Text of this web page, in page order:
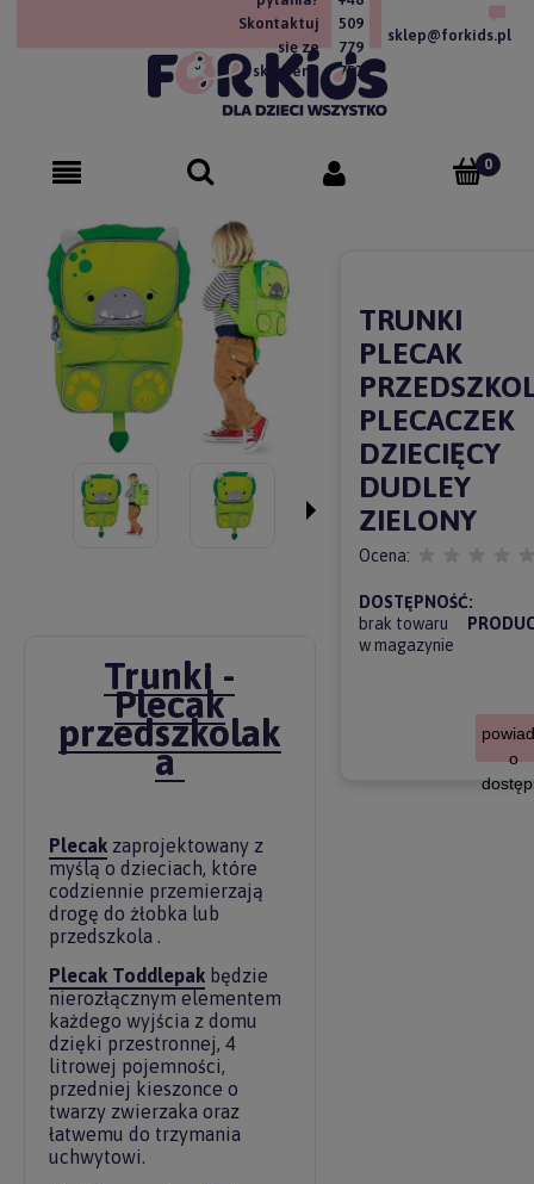
Skontaktuj
się ze
sklepem!
509
779
757
sklep@forkids.pl
Trunki -
Plecak
przedszkolak
a
Plecak zaprojektowany z
myślą o dzieciach, które
codziennie przemierzają
drogę do żłobka lub
przedszkola .
Plecak Toddlepak będzie
nierozłącznym elementem
każdego wyjścia z domu
dzięki przestronnej, 4
litrowej pojemności,
przedniej kieszonce o
twarzy zwierzaka oraz
łatwemu do trzymania
uchwytowi.
TRUNKI
PLECAK
PLECACZEK
DZIECIĘCY
DUDLEY
ZIELONY
Ocena:
DOSTĘPNOŚĆ:
brak towaru
w magazynie
o